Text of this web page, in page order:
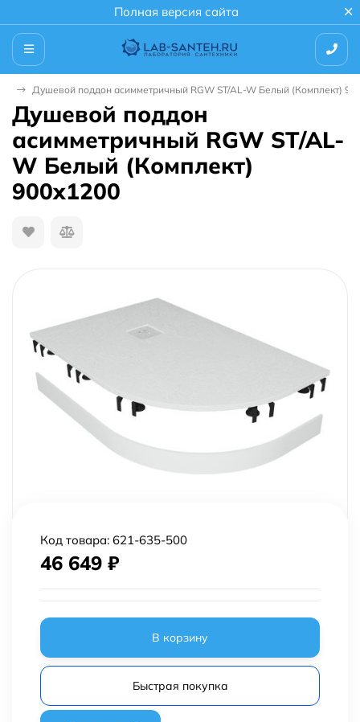
Полная версия сайта
Душевой поддон асимметричный RGW ST/AL-W Белый (Комплект)
Душевой поддон
асимметричный RGW ST/AL-
W Белый (Комплект)
900x1200
Код товара: 621-635-500
46 649 ₽
В корзину
Быстрая покупка